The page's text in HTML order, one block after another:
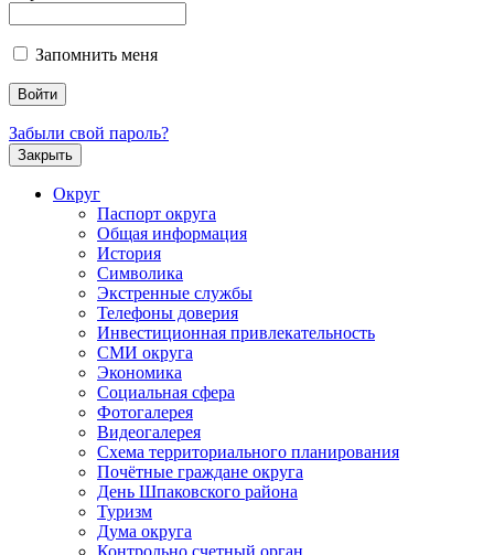
Запомнить меня
Забыли свой пароль?
Закрыть
Округ
Паспорт округа
Общая информация
История
Символика
Экстренные службы
Телефоны доверия
Инвестиционная привлекательность
СМИ округа
Экономика
Социальная сфера
Фотогалерея
Видеогалерея
Схема территориального планирования
Почётные граждане округа
День Шпаковского района
Туризм
Дума округа